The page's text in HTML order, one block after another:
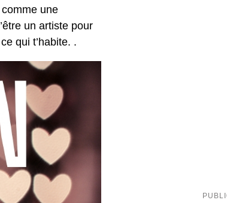
une
un artiste pour
qui t’habite. .